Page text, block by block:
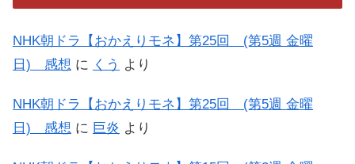
NHK朝ドラ【おかえりモネ】第25回 (第5週 金曜
日) 感想 に くう より
NHK朝ドラ【おかえりモネ】第25回 (第5週 金曜
日) 感想 に 巨炎 より